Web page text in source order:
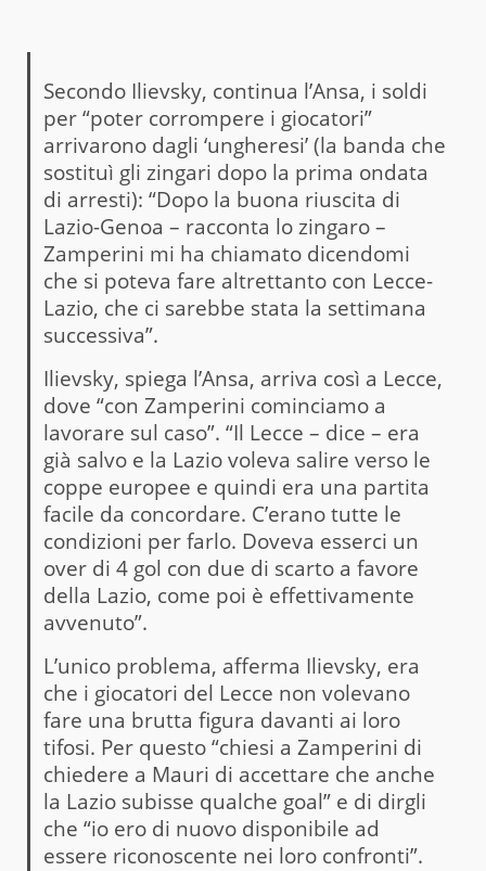
Secondo Ilievsky, continua l’Ansa, i soldi
per “poter corrompere i giocatori”
arrivarono dagli ‘ungheresi’ (la banda che
sostituì gli zingari dopo la prima ondata
di arresti): “Dopo la buona riuscita di
Lazio-Genoa – racconta lo zingaro –
Zamperini mi ha chiamato dicendomi
che si poteva fare altrettanto con Lecce-
Lazio, che ci sarebbe stata la settimana
successiva”.
Ilievsky, spiega l’Ansa, arriva così a Lecce,
dove “con Zamperini cominciamo a
lavorare sul caso”. “Il Lecce – dice – era
già salvo e la Lazio voleva salire verso le
coppe europee e quindi era una partita
facile da concordare. C’erano tutte le
condizioni per farlo. Doveva esserci un
over di 4 gol con due di scarto a favore
della Lazio, come poi è effettivamente
avvenuto”.
L’unico problema, afferma Ilievsky, era
che i giocatori del Lecce non volevano
fare una brutta figura davanti ai loro
tifosi. Per questo “chiesi a Zamperini di
chiedere a Mauri di accettare che anche
la Lazio subisse qualche goal” e di dirgli
che “io ero di nuovo disponibile ad
essere riconoscente nei loro confronti”.